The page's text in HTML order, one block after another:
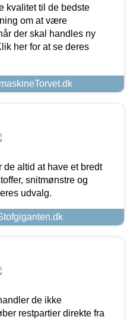
kvalitet til de bedste
om at være
der skal handles ny
her for at se deres
de altid at have et bredt
snitmønstre og
udvalg.
de ikke
restpartier direkte fra